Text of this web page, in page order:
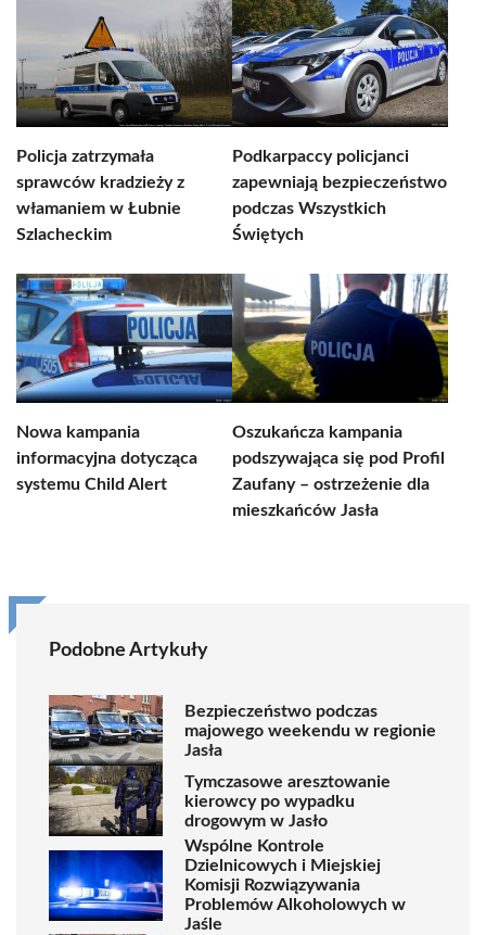
Policja zatrzymała
sprawców kradzieży z
włamaniem w Łubnie
Szlacheckim
Podkarpaccy policjanci
zapewniają bezpieczeństwo
podczas Wszystkich
Świętych
Nowa kampania
informacyjna dotycząca
systemu Child Alert
Oszukańcza kampania
podszywająca się pod Profil
Zaufany – ostrzeżenie dla
mieszkańców Jasła
Podobne Artykuły
Bezpieczeństwo podczas
majowego weekendu w regionie
Jasła
Tymczasowe aresztowanie
kierowcy po wypadku
drogowym w Jasło
Wspólne Kontrole
Dzielnicowych i Miejskiej
Komisji Rozwiązywania
Problemów Alkoholowych w
Jaśle